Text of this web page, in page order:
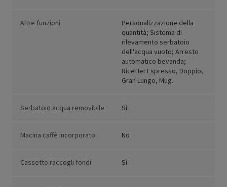
Altre funzioni
Personalizzazione della
quantità; Sistema di
rilevamento serbatoio
dell'acqua vuoto; Arresto
automatico bevanda;
Ricette: Espresso, Doppio,
Gran Lungo, Mug.
Serbatoio acqua removibile Sì
Macina caffè incorporato No
Cassetto raccogli fondi Sì